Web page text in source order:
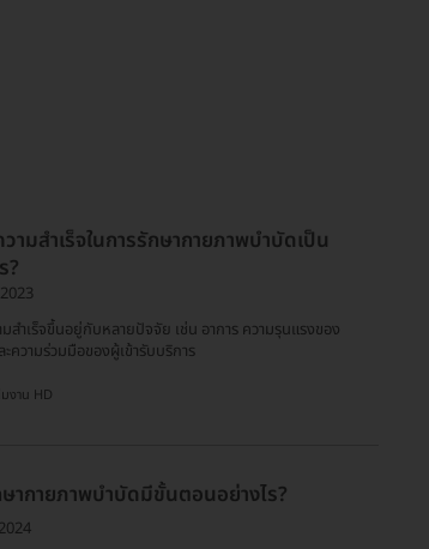
ามสำเร็จในการรักษากายภาพบำบัดเป็น
?
มสำเร็จขึ้นอยู่กับหลายปัจจัย เช่น อาการ ความรุนแรงของ
ะความร่วมมือของผู้เข้ารับบริการ
งาน HD
ากายภาพบำบัดมีขั้นตอนอย่างไร?